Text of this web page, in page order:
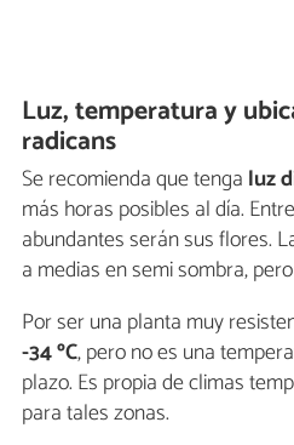
Luz, temperatura y
radicans
Se recomienda que tenga luz
más horas posibles al día.
abundantes serán sus flores.
a medias en semi sombra,
Por ser una planta muy
-34 ºC, pero no es una
plazo. Es propia de climas
para tales zonas.